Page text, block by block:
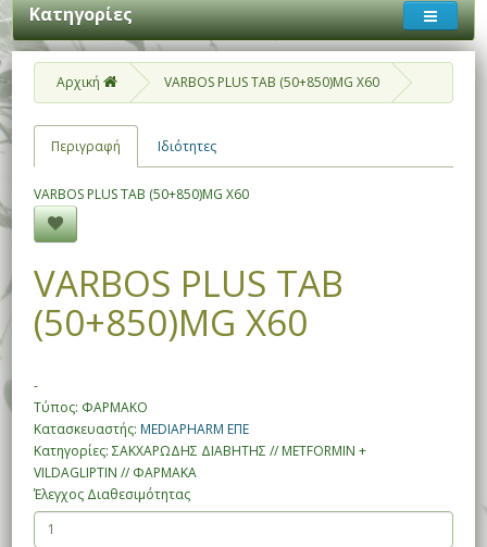
Κατηγορίες
Αρχική VARBOS PLUS TAB (50+850)MG X60
Περιγραφή Ιδιότητες
VARBOS PLUS TAB (50+850)MG X60
VARBOS PLUS TAB
(50+850)MG X60
-
Τύπος: ΦΑΡΜΑΚΟ
Κατασκευαστής: MEDIAPHARM ΕΠΕ
Κατηγορίες: ΣΑΚΧΑΡΩΔΗΣ ΔΙΑΒΗΤΗΣ // METFORMIN +
VILDAGLIPTIN // ΦΑΡΜΑΚΑ
Έλεγχος Διαθεσιμότητας